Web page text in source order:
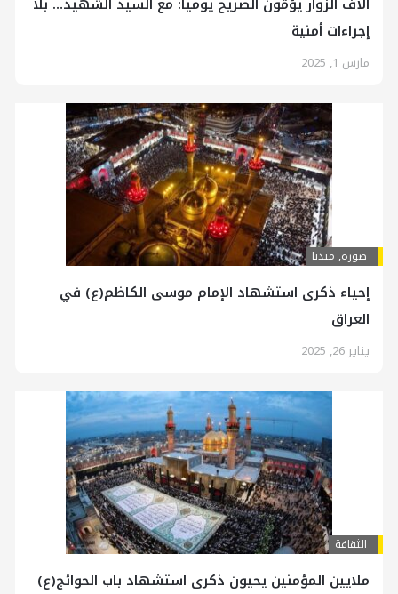
إجراءات أمنية
مارس 1, 2025
صورة, ميديا
إحياء ذكرى استشهاد الإمام موسى الكاظم(ع) في
العراق
يناير 26, 2025
الثقافة
ملايين المؤمنين يحيون ذكرى استشهاد باب الحوائج(ع)